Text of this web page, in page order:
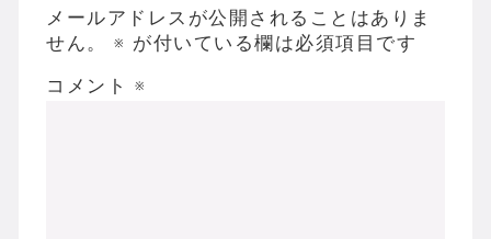
メールアドレスが公開されることはありま
せん。
※ が付いている欄は必須項目です
コメント ※